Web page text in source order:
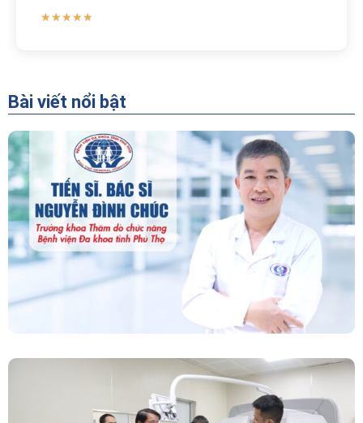
★★★★★
Bài viết nổi bật
“Người Dẫn Đường” Của Khoa Thăm Dò Chức
Năng – Bệnh Viện Đa Khoa Tỉnh Phú Thọ
Chính Thức Vận Hành Máy Xạ Hình Thế Hệ